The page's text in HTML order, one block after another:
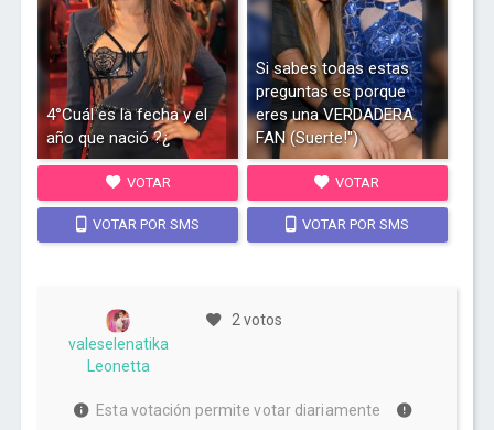
4°Cuál es la fecha y el
año que nació ?¿
VOTAR
VOTAR POR SMS
Si sabes todas estas
preguntas es porque
eres una VERDADERA
FAN (Suerte!")
VOTAR
VOTAR POR SMS
valeselenatika
Leonetta
2 votos
Esta votación permite votar diariamente